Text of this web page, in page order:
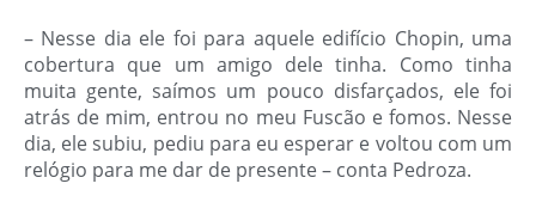
– Nesse dia ele foi para aquele edifício Chopin, uma
cobertura que um amigo dele tinha. Como tinha
muita gente, saímos um pouco disfarçados, ele foi
atrás de mim, entrou no meu Fuscão e fomos. Nesse
dia, ele subiu, pediu para eu esperar e voltou com um
relógio para me dar de presente – conta Pedroza.